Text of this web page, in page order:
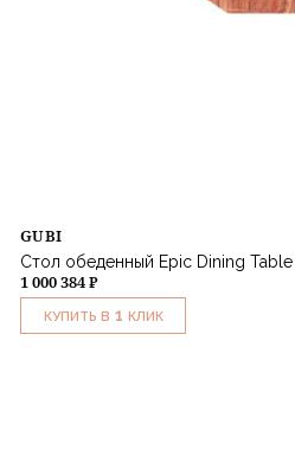
GUBI
Стол обеденный Epic Dining
1 000 384 ₽
КУПИТЬ В 1 КЛИК